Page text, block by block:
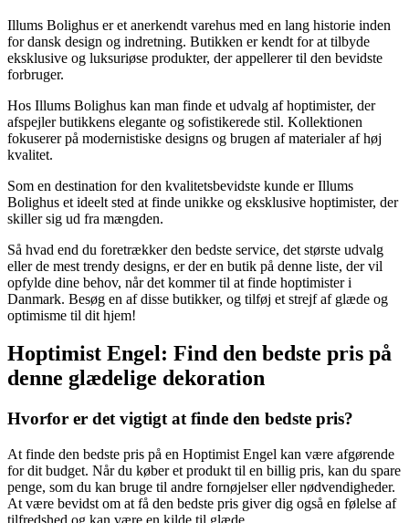
Illums Bolighus er et anerkendt varehus med en lang historie inden
for dansk design og indretning. Butikken er kendt for at tilbyde
eksklusive og luksuriøse produkter, der appellerer til den bevidste
forbruger.
Hos Illums Bolighus kan man finde et udvalg af hoptimister, der
afspejler butikkens elegante og sofistikerede stil. Kollektionen
fokuserer på modernistiske designs og brugen af materialer af høj
kvalitet.
Som en destination for den kvalitetsbevidste kunde er Illums
Bolighus et ideelt sted at finde unikke og eksklusive hoptimister, der
skiller sig ud fra mængden.
Så hvad end du foretrækker den bedste service, det største udvalg
eller de mest trendy designs, er der en butik på denne liste, der vil
opfylde dine behov, når det kommer til at finde hoptimister i
Danmark. Besøg en af ​​disse butikker, og tilføj et strejf af glæde og
optimisme til dit hjem!
Hoptimist Engel: Find den bedste pris på
denne glædelige dekoration
Hvorfor er det vigtigt at finde den bedste pris?
At finde den bedste pris på en Hoptimist Engel kan være afgørende
for dit budget. Når du køber et produkt til en billig pris, kan du spare
penge, som du kan bruge til andre fornøjelser eller nødvendigheder.
At være bevidst om at få den bedste pris giver dig også en følelse af
tilfredshed og kan være en kilde til glæde.